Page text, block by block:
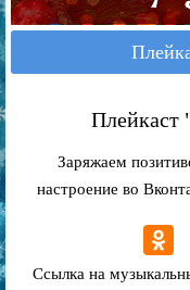
Плейкаст
Заряжаем
настроение во
Ссылка на